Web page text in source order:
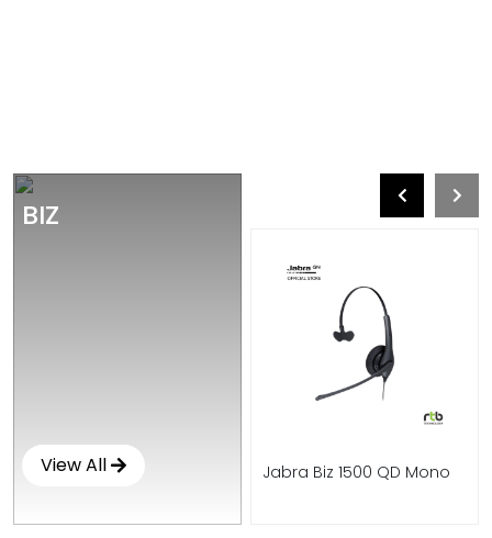
BIZ
View All
Jabra Biz 1500 QD Duo Jabra Biz 1500 QD Mono